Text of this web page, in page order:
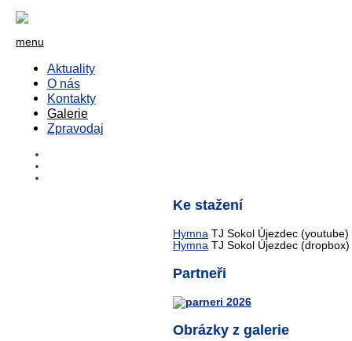
menu
Aktuality
O nás
Kontakty
Galerie
Zpravodaj
Ke stažení
Hymna TJ Sokol Újezdec (youtube)
Hymna TJ Sokol Újezdec (dropbox)
Partneři
Obrázky z galerie